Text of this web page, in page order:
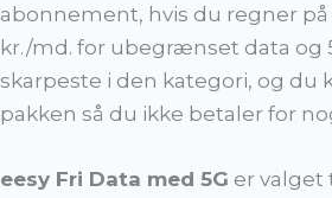
abonnement, hvis du regner på
kr./md. for ubegrænset data og
skarpeste i den kategori, og du
pakken så du ikke betaler for
eesy Fri Data med 5G er valget